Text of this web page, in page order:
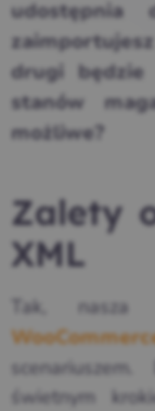
drugi będzie
stanów
możliwe?
Zalety
XML
Tak,
świetnym